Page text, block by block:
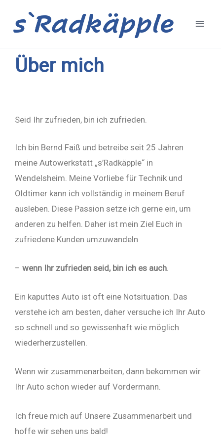
Inhalt
springen
Über mich
Seid Ihr zufrieden, bin ich zufrieden.
Ich bin Bernd Faiß und betreibe seit 25 Jahren
meine Autowerkstatt „s’Radkäpple“ in
Wendelsheim. Meine Vorliebe für Technik und
Oldtimer kann ich vollständig in meinem Beruf
ausleben. Diese Passion setze ich gerne ein, um
anderen zu helfen. Daher ist mein Ziel Euch in
zufriedene Kunden umzuwandeln
– wenn Ihr zufrieden seid, bin ich es auch
Ein kaputtes Auto ist oft eine Notsituation. Das
verstehe ich am besten, daher versuche ich Ihr Auto
so schnell und so gewissenhaft wie möglich
wiederherzustellen.
Wenn wir zusammenarbeiten, dann bekommen wir
Ihr Auto schon wieder auf Vordermann.
Ich freue mich auf Unsere Zusammenarbeit und
hoffe wir sehen uns bald!